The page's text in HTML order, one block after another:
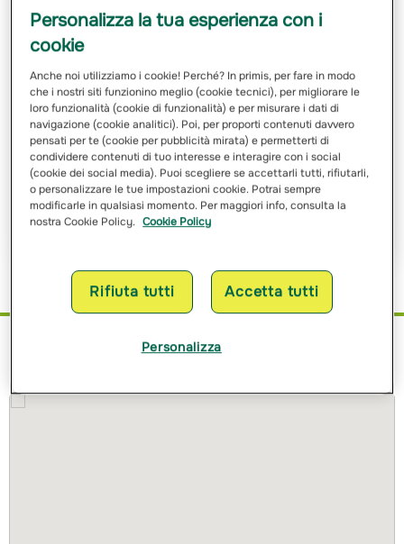
Email
Ho letto e ho compresol’informativa sulle finalitàe sulle
modalità del trattamento dei miei dati personali
Richiedi Preventivo
Personalizza la tua esperienza con i
cookie
Anche noi utilizziamo i cookie! Perché? In primis, per fare in modo
che i nostri siti funzionino meglio (cookie tecnici), per migliorare le
loro funzionalità (cookie di funzionalità) e per misurare i dati di
navigazione (cookie analitici). Poi, per proporti contenuti davvero
pensati per te (cookie per pubblicità mirata) e permetterti di
condividere contenuti di tuo interesse e interagire con i social
(cookie dei social media). Puoi scegliere se accettarli tutti, rifiutarli,
o personalizzare le tue impostazioni cookie. Potrai sempre
modificarle in qualsiasi momento. Per maggiori info, consulta la
nostra Cookie Policy. Cookie Policy
Rifiuta tutti Accetta tutti
Personalizza